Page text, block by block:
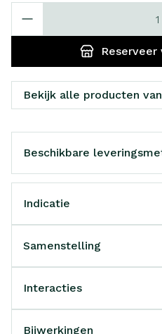
Reserveer
Bekijk alle producten
Beschikbare
Indicatie
Samenstelling
Interacties
Bijwerkingen